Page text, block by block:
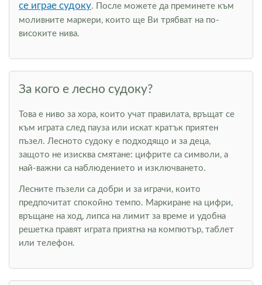
се играе судоку. После можете да преминете към
моливните маркери, които ще Ви трябват на по-
високите нива.
За кого е лесно судоку?
Това е ниво за хора, които учат правилата, връщат се
към играта след пауза или искат кратък приятен
пъзел. Лесното судоку е подходящо и за деца,
защото не изисква смятане: цифрите са символи, а
най-важни са наблюдението и изключването.
Лесните пъзели са добри и за играчи, които
предпочитат спокойно темпо. Маркиране на цифри,
връщане на ход, липса на лимит за време и удобна
решетка правят играта приятна на компютър, таблет
или телефон.